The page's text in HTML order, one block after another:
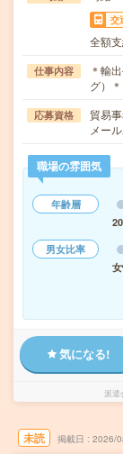
交
全額
仕事内容
＊輸
グ）
応募資格
貿易
メー
職場の雰囲気
年齢層
男女比率
気になる!
派遣
未読 掲載日 2026/